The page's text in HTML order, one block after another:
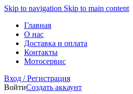
Skip to navigation Skip to main content
Главная
О нас
Доставка и оплата
Контакты
Мотосервис
Вход / Регистрация
ВойтиСоздать аккаунт